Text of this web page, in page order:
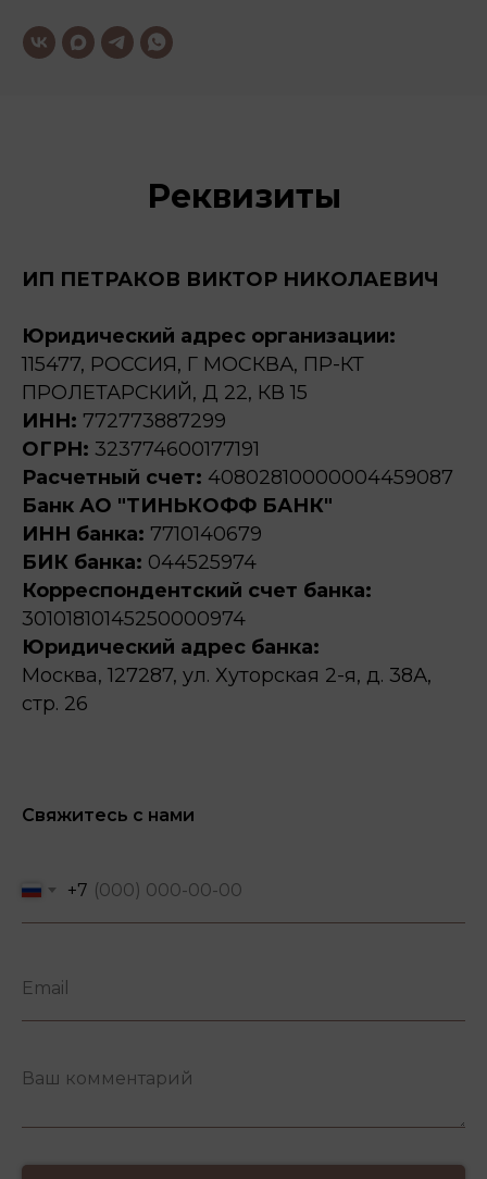
Реквизиты
ИП ПЕТРАКОВ ВИКТОР НИКОЛАЕВИЧ
Юридический адрес организации:
115477, РОССИЯ, Г МОСКВА, ПР-КТ
ПРОЛЕТАРСКИЙ, Д 22, КВ 15
ИНН: 772773887299
ОГРН: 323774600177191
Расчетный счет: 40802810000004459087
Банк АО "ТИНЬКОФФ БАНК"
ИНН банка: 7710140679
БИК банка: 044525974
Корреспондентский счет банка:
30101810145250000974
Юридический адрес банка:
Москва, 127287, ул. Хуторская 2-я, д. 38А,
стр. 26
Свяжитесь с нами
+7